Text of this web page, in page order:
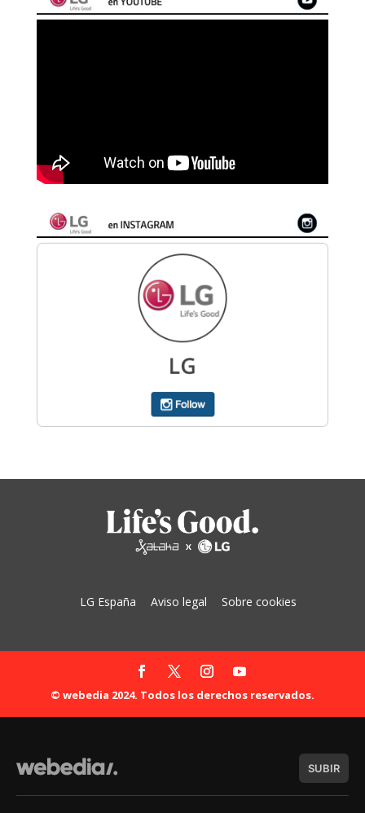
LG España Aviso legal Sobre cookies
© webedia 2024. Todos los derechos reservados.
SUBIR